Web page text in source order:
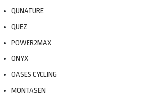
QUNATURE
QUEZ
POWER2MAX
ONYX
OASES CYCLING
MONTASEN